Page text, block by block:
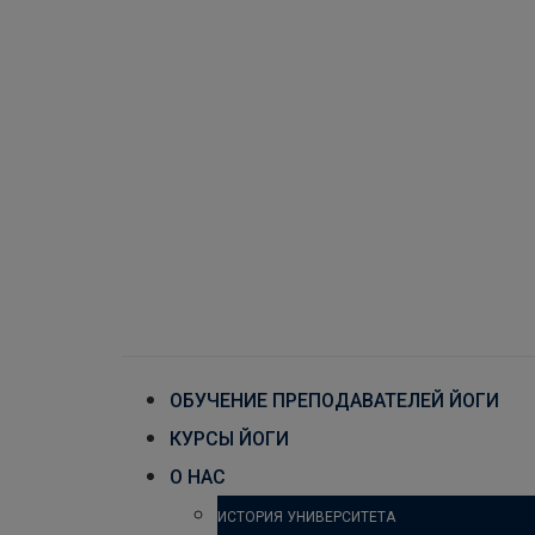
ОБУЧЕНИЕ ПРЕПОДАВАТЕЛЕЙ ЙОГИ
КУРСЫ ЙОГИ
О НАС
ИСТОРИЯ УНИВЕРСИТЕТА